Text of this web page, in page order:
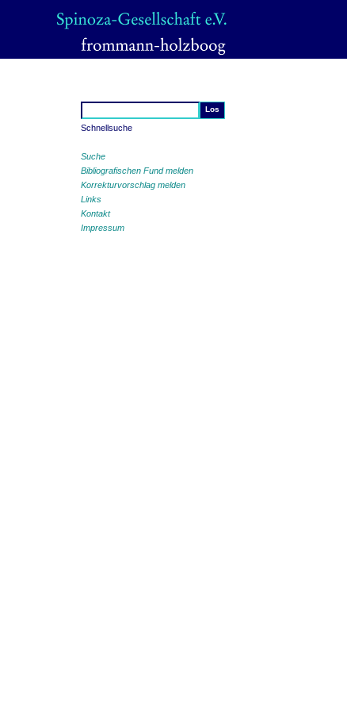
Schnellsuche
Suche
Bibliografischen Fund melden
Korrekturvorschlag melden
Links
Kontakt
Impressum